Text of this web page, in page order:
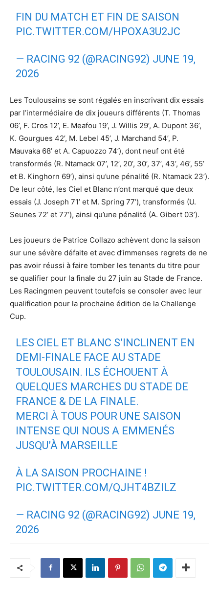
FIN DU MATCH ET FIN DE SAISON
PIC.TWITTER.COM/HPOXA3U2JC
— RACING 92 (@RACING92) JUNE 19,
2026
Les Toulousains se sont régalés en inscrivant dix essais
par l’intermédiaire de dix joueurs différents (T. Thomas
06’, F. Cros 12’, E. Meafou 19’, J. Willis 29’, A. Dupont 36’,
K. Gourgues 42’, M. Lebel 45’, J. Marchand 54’, P.
Mauvaka 68’ et A. Capuozzo 74’), dont neuf ont été
transformés (R. Ntamack 07’, 12’, 20’, 30’, 37’, 43’, 46’, 55’
et B. Kinghorn 69’), ainsi qu’une pénalité (R. Ntamack 23’).
De leur côté, les Ciel et Blanc n’ont marqué que deux
essais (J. Joseph 71’ et M. Spring 77’), transformés (U.
Seunes 72’ et 77’), ainsi qu’une pénalité (A. Gibert 03’).
Les joueurs de Patrice Collazo achèvent donc la saison
sur une sévère défaite et avec d’immenses regrets de ne
pas avoir réussi à faire tomber les tenants du titre pour
se qualifier pour la finale du 27 juin au Stade de France.
Les Racingmen peuvent toutefois se consoler avec leur
qualification pour la prochaine édition de la Challenge
Cup.
LES CIEL ET BLANC S’INCLINENT EN
DEMI-FINALE FACE AU STADE
TOULOUSAIN. ILS ÉCHOUENT À
QUELQUES MARCHES DU STADE DE
FRANCE & DE LA FINALE.
MERCI À TOUS POUR UNE SAISON
INTENSE QUI NOUS A EMMENÉS
JUSQU’À MARSEILLE
À LA SAISON PROCHAINE !
PIC.TWITTER.COM/QJHT4BZILZ
— RACING 92 (@RACING92) JUNE 19,
2026